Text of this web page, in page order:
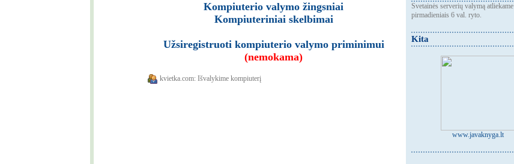
Kompiuterio valymo žingsniai
Kompiuteriniai skelbimai
Užsiregistruoti kompiuterio valymo priminimui
(nemokama)
kvietka.com: Išvalykime kompiuterį
Svetainės serverių valymą atliekame
pirmadieniais 6 val. ryto.
Kita
www.javaknyga.lt